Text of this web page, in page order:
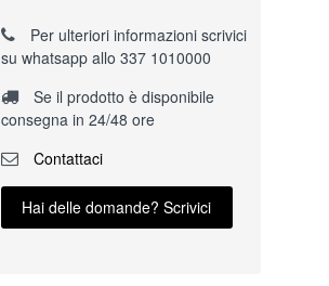
Per ulteriori informazioni scrivici
su whatsapp allo 337 1010000
Se il prodotto è disponibile
consegna in 24/48 ore
Contattaci
Hai delle domande? Scrivici